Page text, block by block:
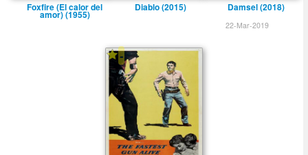
Foxfire (El calor del
amor) (1955)
Diablo (2015) Damsel (2018)
22-Mar-2019
-